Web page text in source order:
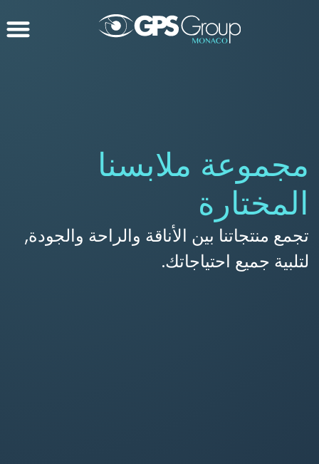
مجموعة ملابسنا
المختارة
تجمع منتجاتنا بين الأناقة والراحة والجودة,
لتلبية جميع احتياجاتك.